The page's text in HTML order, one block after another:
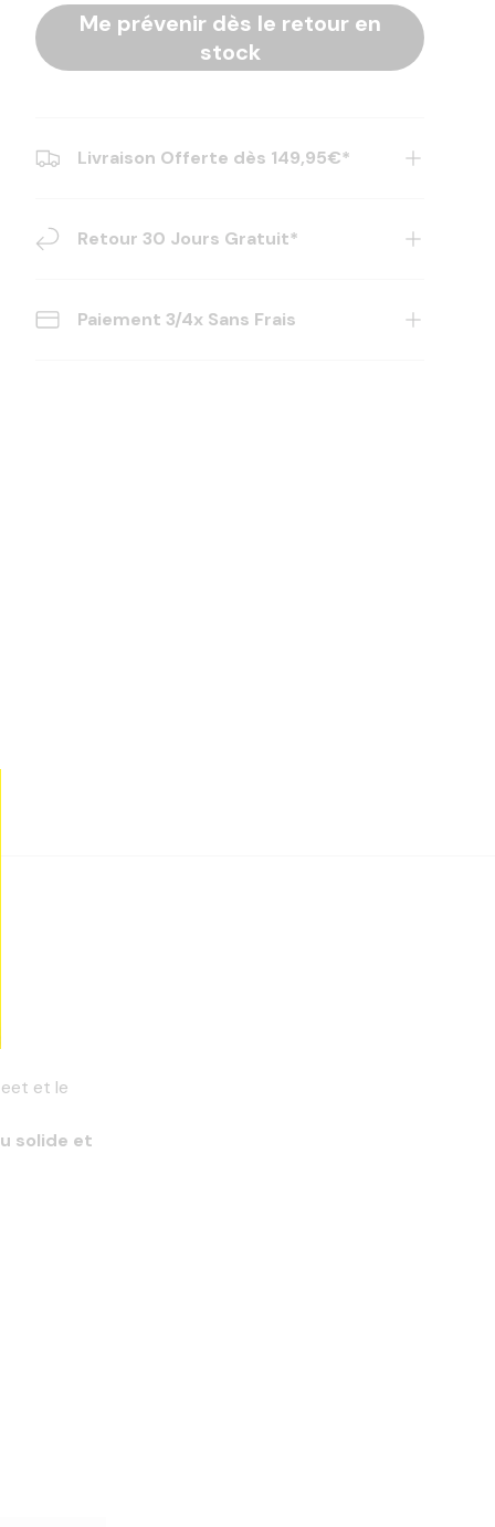
Me prévenir dès le retour en
stock
Livraison Offerte dès 149,95€*
Retour 30 Jours Gratuit*
Paiement 3/4x Sans Frais
et le
solide et